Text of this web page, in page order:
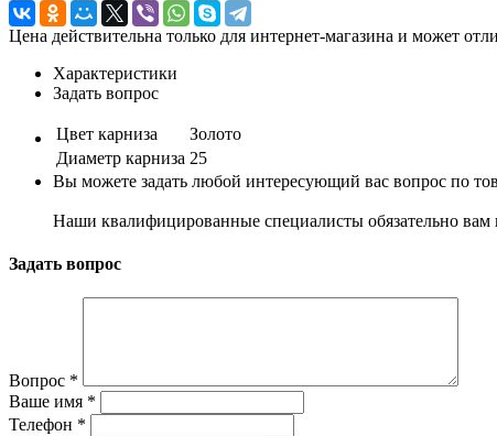
Цена действительна только для интернет-магазина и может
Характеристики
Задать вопрос
Цвет карниза
Золото
Диаметр карниза 25
Вы можете задать любой интересующий вас вопрос по
Наши квалифицированные специалисты обязательно вам
Задать вопрос
Вопрос *
Ваше имя *
Телефон *